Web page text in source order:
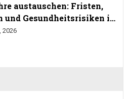
austauschen: Fristen,
und Gesundheitsrisiken im
2026